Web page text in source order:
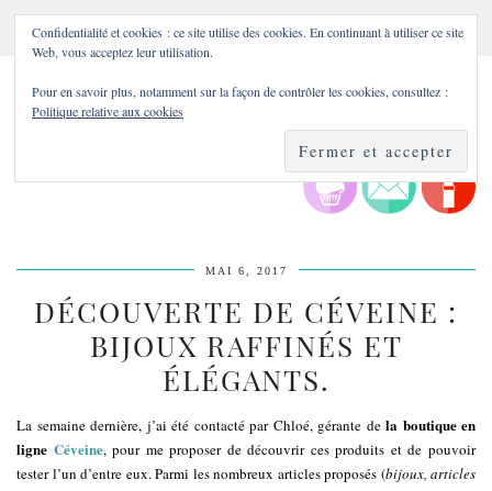
MAI 6, 2017
DÉCOUVERTE DE CÉVEINE :
BIJOUX RAFFINÉS ET
ÉLÉGANTS.
La semaine dernière, j’ai été contacté par Chloé, gérante de la boutique en
ligne Céveine, pour me proposer de découvrir ces produits et de pouvoir
tester l’un d’entre eux. Parmi les nombreux articles proposés (bijoux, articles
Confidentialité et cookies : ce site utilise des cookies. En continuant à utiliser ce site
Web, vous acceptez leur utilisation.
Pour en savoir plus, notamment sur la façon de contrôler les cookies, consultez :
Politique relative aux cookies